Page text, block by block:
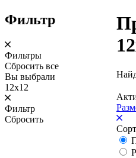
Фильтр
Фильтры
Сбросить все
Вы выбрали
12х12
Фильтр
Сбросить